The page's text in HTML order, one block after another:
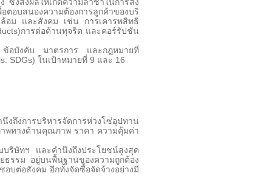
อบสนองความต้องการลูกค้าของบริ
ล้อม และสังคม เช่น การเคารพสิทธิ
การต่อต้านทุจริต และคอร์รัปชัน
ข้อบังคับ มาตรการ และกฎหมายที่
SDGs) ในเป้าหมายที่ 9 และ 16
งการบริหารจัดการห่วงโซ่อุปทาน
าพทางด้านคุณภาพ ราคา ความคุ้มค่า
บริษัทฯ และคำนึงถึงประโยชน์สูงสุด
ธรรม อยู่บนพื้นฐานของความถูกต้อง
บต่อสังคม อีกทั้งจัดซื้อจัดจ้างอย่างมี